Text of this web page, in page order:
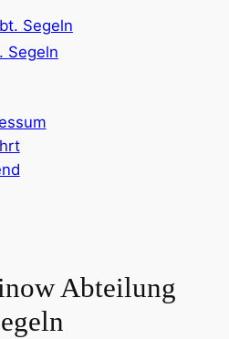
Segeln
Abteilung